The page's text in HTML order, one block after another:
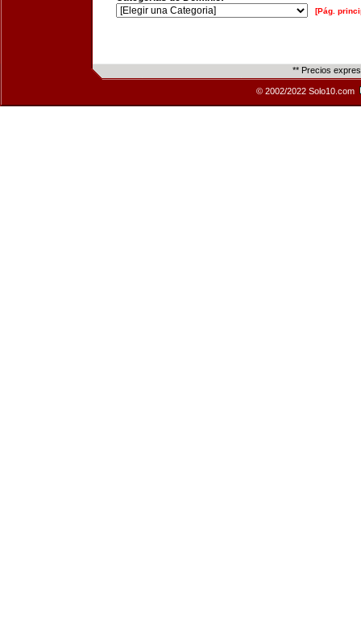
[Pág.
** Precios
© 2002/2022 Solo10.com